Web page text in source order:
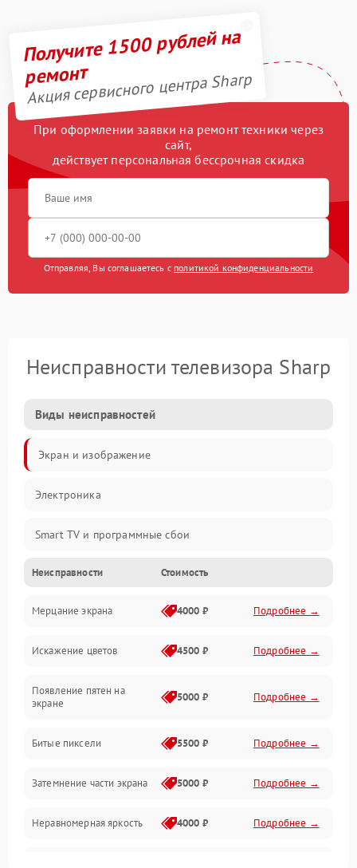
Получите 1500 рублей на
ремонт
Акция сервисного центра Sharp
При оформлении заявки на ремонт техники через
сайт,
действует персональная бессрочная скидка
Отправляя, Вы соглашаетесь с политикой конфиденциальности
Неисправности телевизора Sharp
Виды неисправностей
Экран и изображение
Электроника
Smart TV и программные сбои
Питание и запуск
Подсветка и LED-модули
Звук и аудиосистема
Сигнал и приём каналов
Механические повреждения
Программное обеспечение
Неисправности Стоимость
Мерцание экрана 4000 ₽ Подробнее →
Искажение цветов 4500 ₽ Подробнее →
Появление пятен на
экране
5000 ₽ Подробнее →
Битые пиксели 5500 ₽ Подробнее →
Затемнение части экрана 5000 ₽ Подробнее →
Неравномерная яркость 4000 ₽ Подробнее →